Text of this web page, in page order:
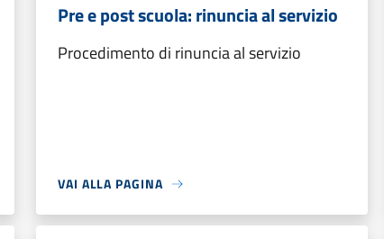
Pre e post scuola: rinuncia al servizio
Procedimento di rinuncia al servizio
VAI ALLA PAGINA